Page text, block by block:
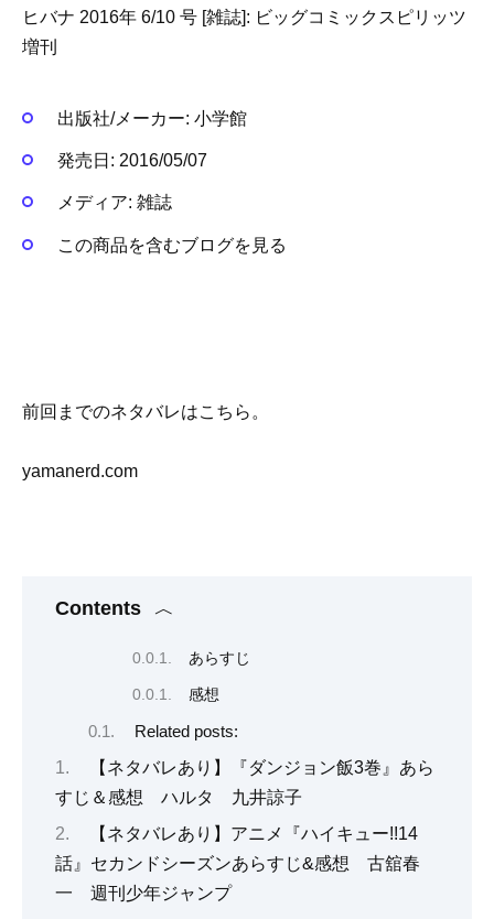
ヒバナ 2016年 6/10 号 [雑誌]: ビッグコミックスピリッツ
増刊
出版社/メーカー: 小学館
発売日: 2016/05/07
メディア: 雑誌
この商品を含むブログを見る
前回までのネタバレはこちら。
yamanerd.com
Contents
あらすじ
感想
Related posts:
【ネタバレあり】『ダンジョン飯3巻』あら
すじ＆感想 ハルタ 九井諒子
【ネタバレあり】アニメ『ハイキュー!!14
話』セカンドシーズンあらすじ&感想 古舘春
一 週刊少年ジャンプ